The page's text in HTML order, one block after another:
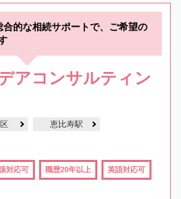
合的な相続サポートで、ご希望の
アコンサルティン
恵比寿駅
対応可 職歴20年以上 英語対応可